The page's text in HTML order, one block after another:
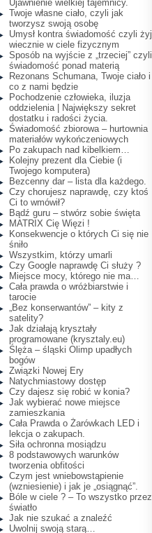
Ujawnienie wielkiej tajemnicy.
Twoje własne ciało, czyli jak
tworzysz swoją osobę
Umysł kontra świadomość czyli żyj
wiecznie w ciele fizycznym
Sposób na wyjście z „trzeciej” czyli
świadomość ponad materią
Rezonans Schumana, Twoje ciało i
co z nami będzie
Pochodzenie człowieka, iluzja
oddzielenia | Największy sekret
dostatku i radości życia.
Świadomość zbiorowa – hurtownia
materiałów wykończeniowych
Po zakupach nad kibelkiem…
Kolejny prezent dla Ciebie (i
Twojego komputera)
Bezcenny dar – lista dla każdego.
Czy chorujesz naprawdę, czy ktoś
Ci to wmówił?
Bądź guru – stwórz sobie święta
MATRIX Cię Więzi !
Konsekwencje o których Ci się nie
śniło
Wszystkim, którzy umarli
Czy Google naprawdę Ci służy ?
Miejsce mocy, którego nie ma…
Cała prawda o wróżbiarstwie i
tarocie
„Bez konserwantów” – kity z
satelity?
Jak działają kryształy
programowane (krysztaly.eu)
Ślęża – śląski Olimp upadłych
bogów
Związki Nowej Ery
Natychmiastowy dostęp
Czy dajesz się robić w konia?
Jak wybierać nowe miejsce
zamieszkania
Cała Prawda o Żarówkach LED i
lekcja o zakupach.
Siła ochronna mosiądzu
8 podstawowych warunków
tworzenia obfitości
Czym jest wniebowstąpienie
(wzniesienie) i jak je „osiągnąć”.
Bóle w ciele ? – To wszystko przez
światło
Jak nie szukać a znaleźć
Uwolnij swoją starą…